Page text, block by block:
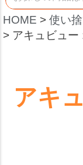
HOME 使い
アキュビュ
アキ